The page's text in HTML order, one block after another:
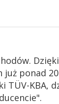
Dzięki
już ponad
TÜV-KBA,